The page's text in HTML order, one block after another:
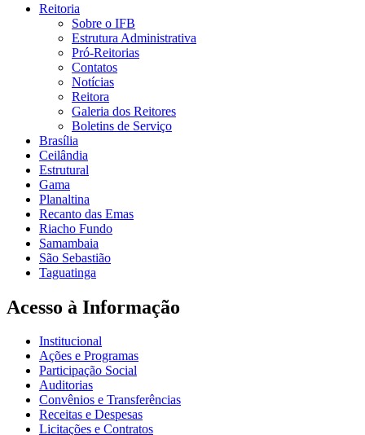
Reitoria
Sobre o IFB
Estrutura Administrativa
Pró-Reitorias
Contatos
Notícias
Reitora
Galeria dos Reitores
Boletins de Serviço
Brasília
Ceilândia
Estrutural
Gama
Planaltina
Recanto das Emas
Riacho Fundo
Samambaia
São Sebastião
Taguatinga
Acesso à Informação
Institucional
Ações e Programas
Participação Social
Auditorias
Convênios e Transferências
Receitas e Despesas
Licitações e Contratos